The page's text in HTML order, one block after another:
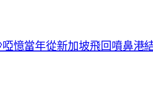
憶當年從新加坡飛回噴鼻港